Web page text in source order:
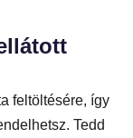
feltöltésére, így
Tedd